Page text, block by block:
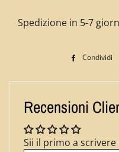
Spedizione in 5-7
Condividi
Recensioni
Sii il primo a